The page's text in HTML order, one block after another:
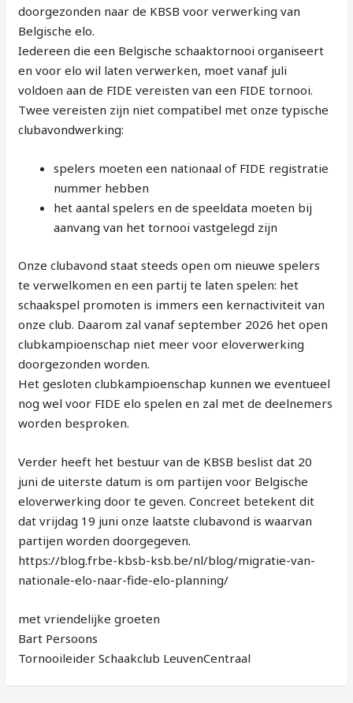
doorgezonden naar de KBSB voor verwerking van
Belgische elo.
Iedereen die een Belgische schaaktornooi organiseert
en voor elo wil laten verwerken, moet vanaf juli
voldoen aan de FIDE vereisten van een FIDE tornooi.
Twee vereisten zijn niet compatibel met onze typische
clubavondwerking:
spelers moeten een nationaal of FIDE registratie
nummer hebben
het aantal spelers en de speeldata moeten bij
aanvang van het tornooi vastgelegd zijn
Onze clubavond staat steeds open om nieuwe spelers
te verwelkomen en een partij te laten spelen: het
schaakspel promoten is immers een kernactiviteit van
onze club. Daarom zal vanaf september 2026 het open
clubkampioenschap niet meer voor eloverwerking
doorgezonden worden.
Het gesloten clubkampioenschap kunnen we eventueel
nog wel voor FIDE elo spelen en zal met de deelnemers
worden besproken.
Verder heeft het bestuur van de KBSB beslist dat 20
juni de uiterste datum is om partijen voor Belgische
eloverwerking door te geven. Concreet betekent dit
dat vrijdag 19 juni onze laatste clubavond is waarvan
partijen worden doorgegeven.
https://blog.frbe-kbsb-ksb.be/nl/blog/migratie-van-
nationale-elo-naar-fide-elo-planning/
met vriendelijke groeten
Bart Persoons
Tornooileider Schaakclub LeuvenCentraal